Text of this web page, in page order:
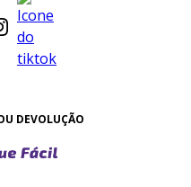
DEVOLUÇÃO